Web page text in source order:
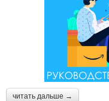
читать дальше →